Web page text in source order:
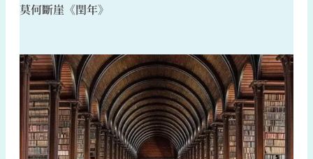
莫何斷崖《閏年》